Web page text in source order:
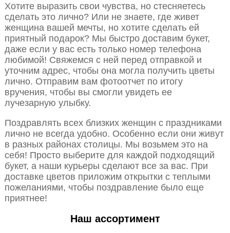
Хотите выразить свои чувства, но стесняетесь
сделать это лично? Или не знаете, где живет
женщина вашей мечты, но хотите сделать ей
приятный подарок? Мы быстро доставим букет,
даже если у вас есть только номер телефона
любимой! Свяжемся с ней перед отправкой и
уточним адрес, чтобы она могла получить цветы
лично. Отправим вам фотоотчет по итогу
вручения, чтобы вы смогли увидеть ее
лучезарную улыбку.
Поздравлять всех близких женщин с праздниками
лично не всегда удобно. Особенно если они живут
в разных районах столицы. Мы возьмем это на
себя! Просто выберите для каждой подходящий
букет, а наши курьеры сделают все за вас. При
доставке цветов приложим открытки с теплыми
пожеланиями, чтобы поздравление было еще
приятнее!
Наш ассортимент